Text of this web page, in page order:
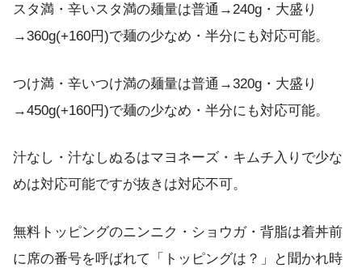
スタ満・辛いスタ満の麺量は普通→240g・大盛り
→360g(+160円)で麺の少なめ・半分にも対応可能。
つけ満・辛いつけ満の麺量は普通→320g・大盛り
→450g(+160円)で麺の少なめ・半分にも対応可能。
汁なし・汁なしぬるはマヨネーズ・キムチ入りで少な
めは対応可能ですが抜きは対応不可。
無料トッピングのニンニク・ショウガ・背脂は着丼前
に席の番号を呼ばれて「トッピングは？」と聞かれ時